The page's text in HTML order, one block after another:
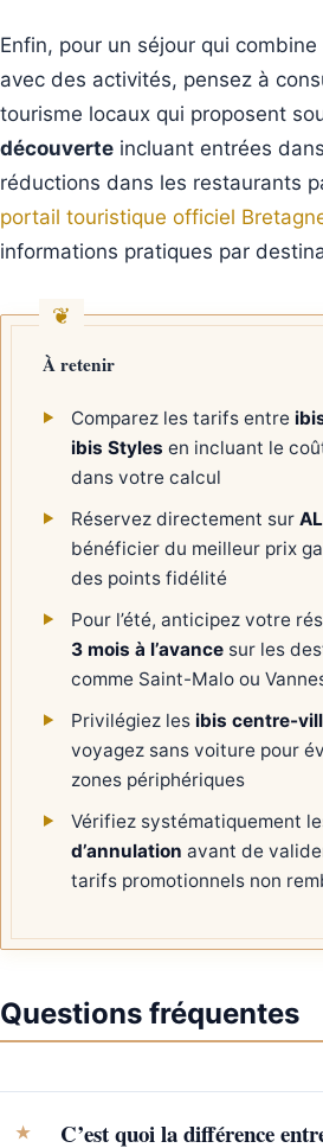
Enfin, pour un séjour qui combine
avec des activités, pensez à
tourisme locaux qui proposent
découverte incluant entrées
réductions dans les restaurants
portail touristique officiel
informations pratiques par
À retenir
Comparez les tarifs entre
ibis Styles en incluant le
dans votre calcul
Réservez directement sur
bénéficier du meilleur prix
des points fidélité
Pour l’été, anticipez votre
3 mois à l’avance sur les
comme Saint-Malo ou
Privilégiez les ibis centre-
voyagez sans voiture pour
zones périphériques
Vérifiez systématiquement
d’annulation avant de
tarifs promotionnels non
Questions fréquentes
C’est quoi la différence